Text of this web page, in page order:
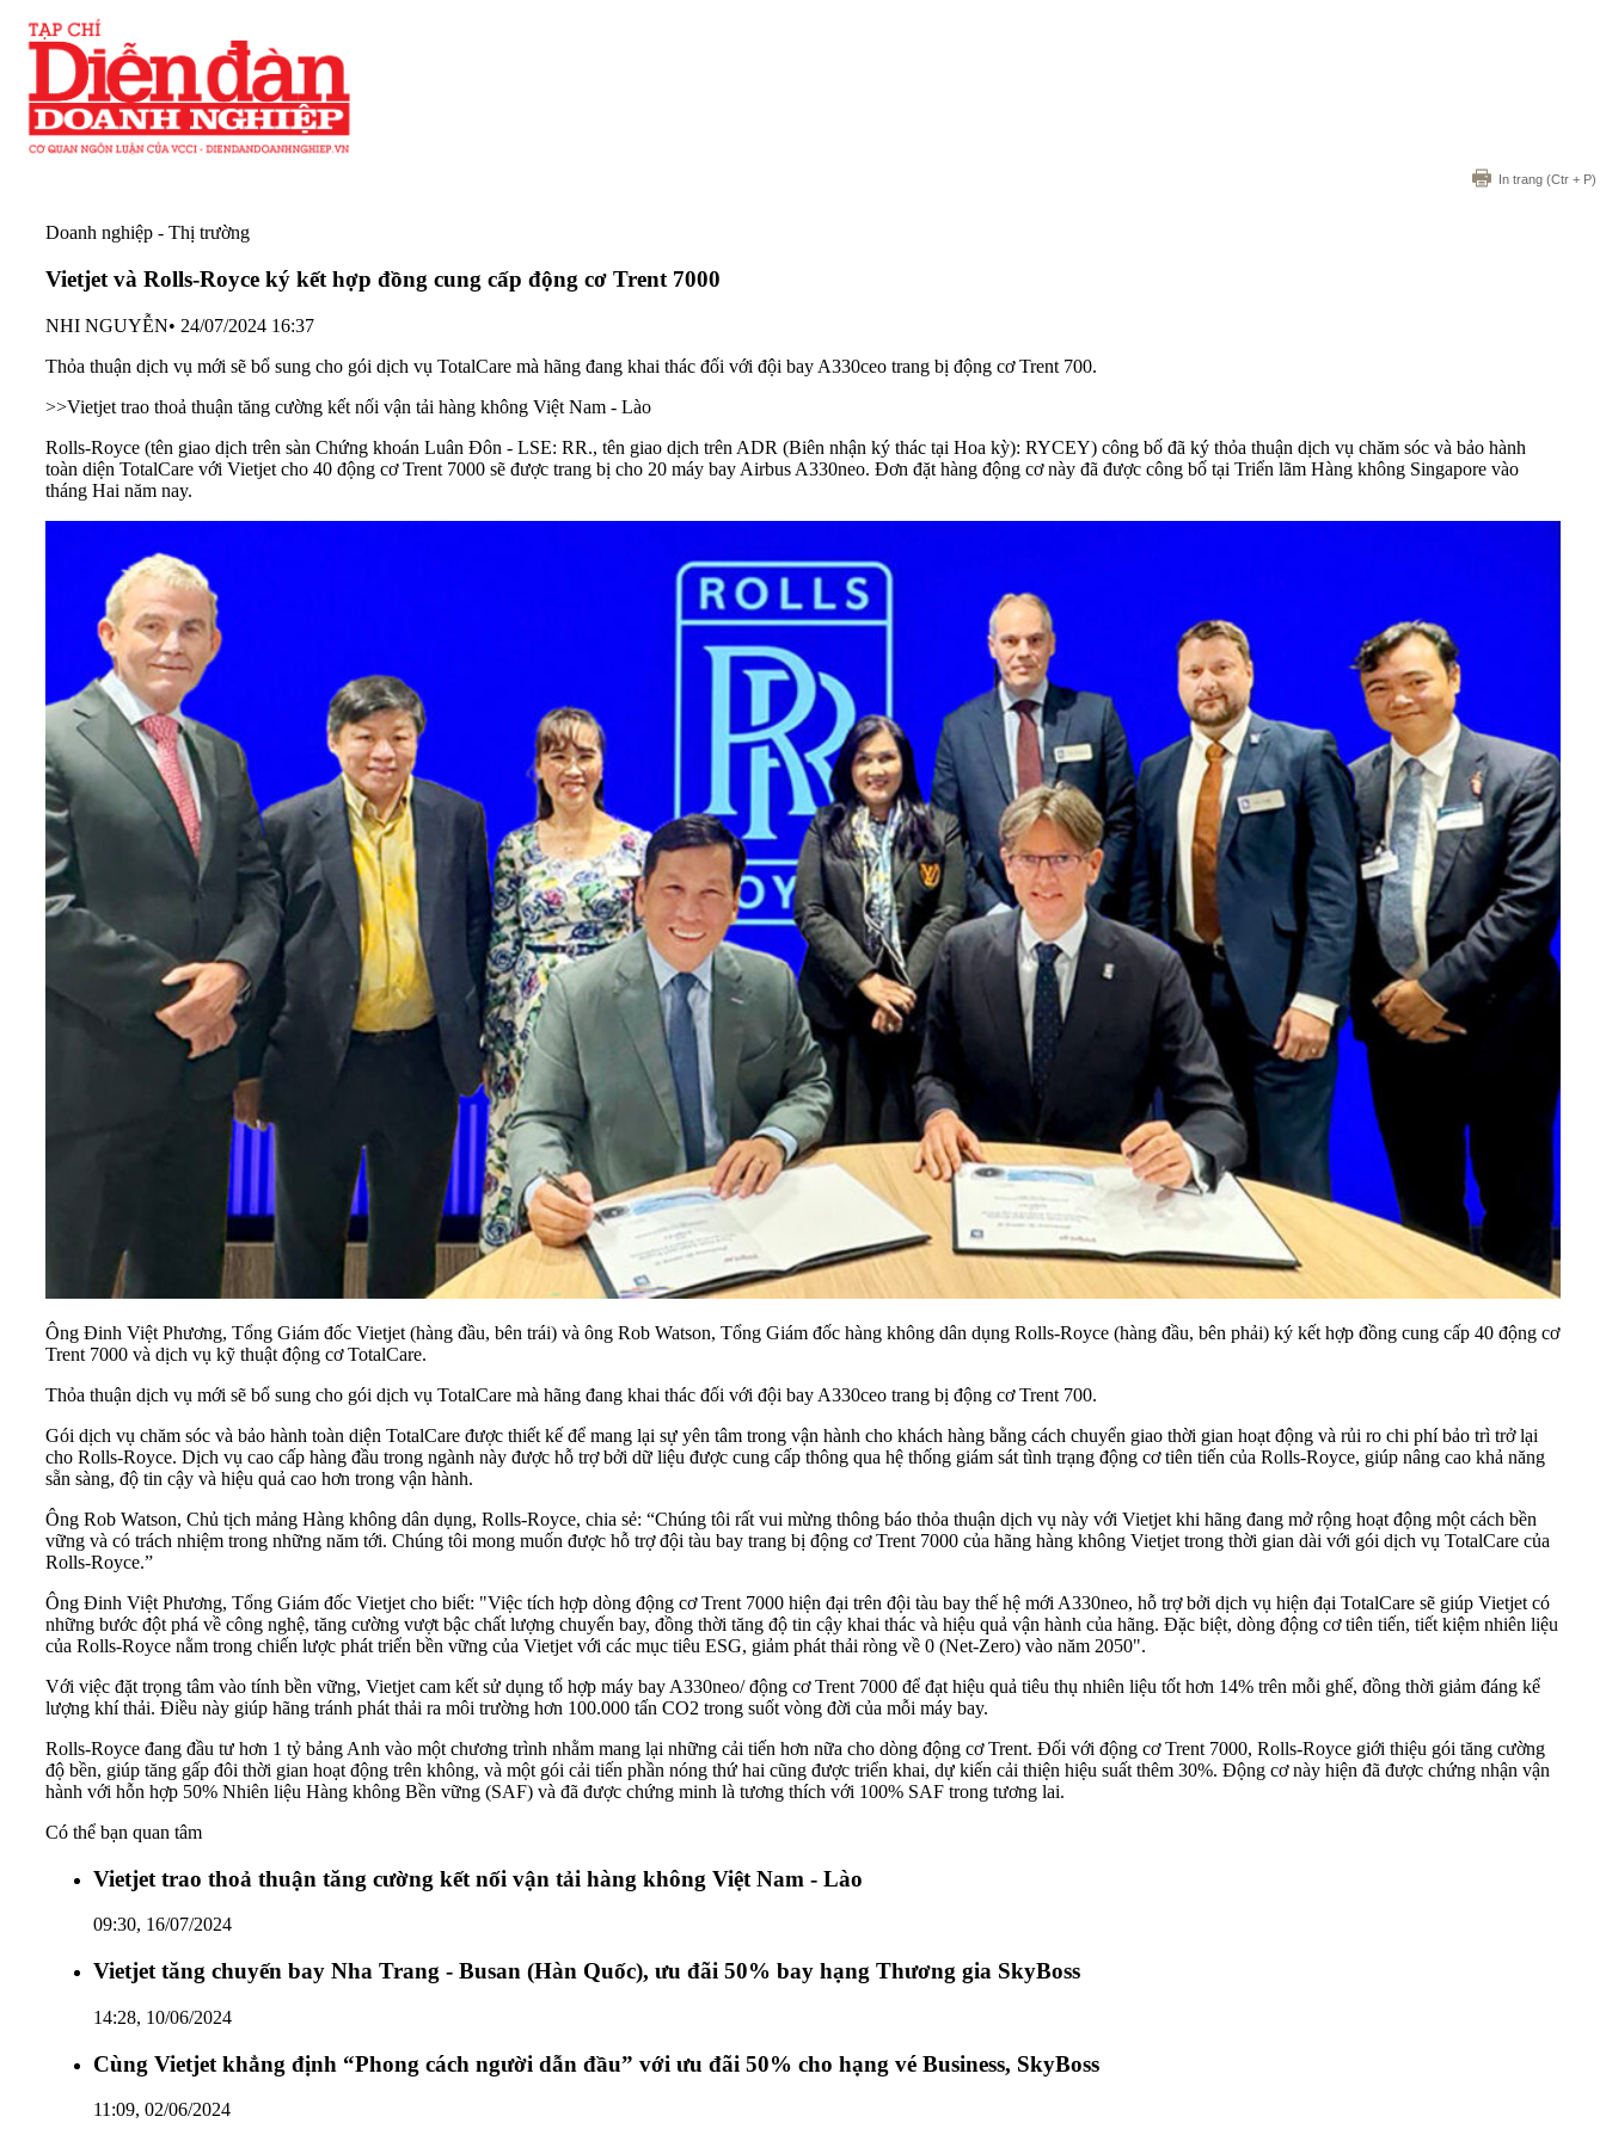
In trang (Ctr + P)
Doanh nghiệp - Thị trường
Vietjet và Rolls-Royce ký kết hợp đồng cung cấp động cơ Trent 7000
NHI NGUYỄN• 24/07/2024 16:37
Thỏa thuận dịch vụ mới sẽ bổ sung cho gói dịch vụ TotalCare mà hãng đang khai thác đối với đội bay A330ceo trang bị động cơ Trent 700.
>>Vietjet trao thoả thuận tăng cường kết nối vận tải hàng không Việt Nam - Lào
Rolls-Royce (tên giao dịch trên sàn Chứng khoán Luân Đôn - LSE: RR., tên giao dịch trên ADR (Biên nhận ký thác tại Hoa kỳ): RYCEY) công bố đã ký thỏa thuận dịch vụ chăm sóc và bảo hành
toàn diện TotalCare với Vietjet cho 40 động cơ Trent 7000 sẽ được trang bị cho 20 máy bay Airbus A330neo. Đơn đặt hàng động cơ này đã được công bố tại Triển lãm Hàng không Singapore vào
tháng Hai năm nay.
Ông Đinh Việt Phương, Tổng Giám đốc Vietjet (hàng đầu, bên trái) và ông Rob Watson, Tổng Giám đốc hàng không dân dụng Rolls-Royce (hàng đầu, bên phải) ký kết hợp đồng cung cấp 40 động cơ
Trent 7000 và dịch vụ kỹ thuật động cơ TotalCare.
Thỏa thuận dịch vụ mới sẽ bổ sung cho gói dịch vụ TotalCare mà hãng đang khai thác đối với đội bay A330ceo trang bị động cơ Trent 700.
Gói dịch vụ chăm sóc và bảo hành toàn diện TotalCare được thiết kế để mang lại sự yên tâm trong vận hành cho khách hàng bằng cách chuyển giao thời gian hoạt động và rủi ro chi phí bảo trì trở lại
cho Rolls-Royce. Dịch vụ cao cấp hàng đầu trong ngành này được hỗ trợ bởi dữ liệu được cung cấp thông qua hệ thống giám sát tình trạng động cơ tiên tiến của Rolls-Royce, giúp nâng cao khả năng
sẵn sàng, độ tin cậy và hiệu quả cao hơn trong vận hành.
Ông Rob Watson, Chủ tịch mảng Hàng không dân dụng, Rolls-Royce, chia sẻ: “Chúng tôi rất vui mừng thông báo thỏa thuận dịch vụ này với Vietjet khi hãng đang mở rộng hoạt động một cách bền
vững và có trách nhiệm trong những năm tới. Chúng tôi mong muốn được hỗ trợ đội tàu bay trang bị động cơ Trent 7000 của hãng hàng không Vietjet trong thời gian dài với gói dịch vụ TotalCare của
Rolls-Royce.”
Ông Đinh Việt Phương, Tổng Giám đốc Vietjet cho biết: "Việc tích hợp dòng động cơ Trent 7000 hiện đại trên đội tàu bay thế hệ mới A330neo, hỗ trợ bởi dịch vụ hiện đại TotalCare sẽ giúp Vietjet có
những bước đột phá về công nghệ, tăng cường vượt bậc chất lượng chuyến bay, đồng thời tăng độ tin cậy khai thác và hiệu quả vận hành của hãng. Đặc biệt, dòng động cơ tiên tiến, tiết kiệm nhiên liệu
của Rolls-Royce nằm trong chiến lược phát triển bền vững của Vietjet với các mục tiêu ESG, giảm phát thải ròng về 0 (Net-Zero) vào năm 2050".
Với việc đặt trọng tâm vào tính bền vững, Vietjet cam kết sử dụng tổ hợp máy bay A330neo/ động cơ Trent 7000 để đạt hiệu quả tiêu thụ nhiên liệu tốt hơn 14% trên mỗi ghế, đồng thời giảm đáng kể
lượng khí thải. Điều này giúp hãng tránh phát thải ra môi trường hơn 100.000 tấn CO2 trong suốt vòng đời của mỗi máy bay.
Rolls-Royce đang đầu tư hơn 1 tỷ bảng Anh vào một chương trình nhằm mang lại những cải tiến hơn nữa cho dòng động cơ Trent. Đối với động cơ Trent 7000, Rolls-Royce giới thiệu gói tăng cường
độ bền, giúp tăng gấp đôi thời gian hoạt động trên không, và một gói cải tiến phần nóng thứ hai cũng được triển khai, dự kiến cải thiện hiệu suất thêm 30%. Động cơ này hiện đã được chứng nhận vận
hành với hỗn hợp 50% Nhiên liệu Hàng không Bền vững (SAF) và đã được chứng minh là tương thích với 100% SAF trong tương lai.
Có thể bạn quan tâm
Vietjet trao thoả thuận tăng cường kết nối vận tải hàng không Việt Nam - Lào
09:30, 16/07/2024
Vietjet tăng chuyến bay Nha Trang - Busan (Hàn Quốc), ưu đãi 50% bay hạng Thương gia SkyBoss
14:28, 10/06/2024
Cùng Vietjet khẳng định “Phong cách người dẫn đầu” với ưu đãi 50% cho hạng vé Business, SkyBoss
11:09, 02/06/2024